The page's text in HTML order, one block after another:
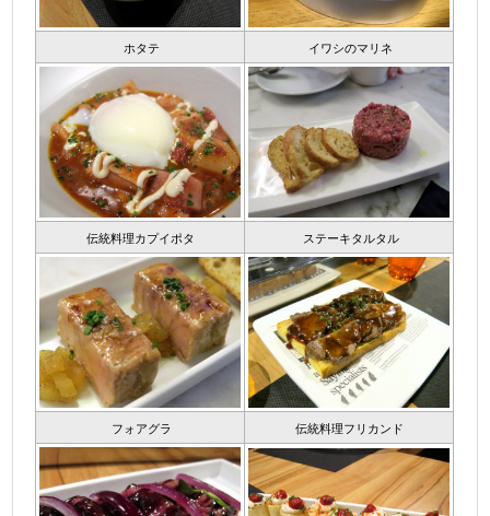
ホタテ イワシのマリネ
伝統料理カプイポタ ステーキタルタル
フォアグラ 伝統料理フリカンド